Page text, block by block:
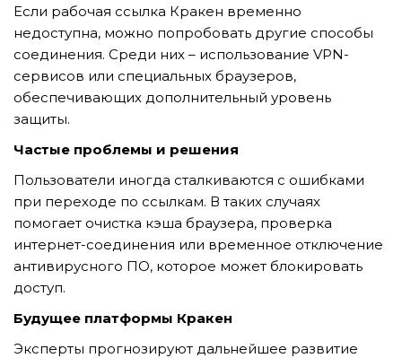
GỬI YÊU CẦU
Если рабочая ссылка Кракен временно
недоступна, можно попробовать другие способы
соединения. Среди них – использование VPN-
сервисов или специальных браузеров,
обеспечивающих дополнительный уровень
защиты.
Частые проблемы и решения
Пользователи иногда сталкиваются с ошибками
при переходе по ссылкам. В таких случаях
помогает очистка кэша браузера, проверка
интернет-соединения или временное отключение
антивирусного ПО, которое может блокировать
доступ.
Будущее платформы Кракен
Эксперты прогнозируют дальнейшее развитие